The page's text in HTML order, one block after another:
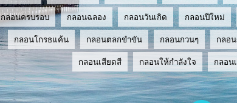
กลอนครบรอบ กลอนฉลอง กลอนวันเกิด กลอนปีใหม่
กลอนโกรธแค้น กลอนตลกขำขัน กลอนกวนๆ กลอ
กลอนเสียดสี กลอนให้กำลังใจ กลอน